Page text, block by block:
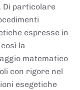
Di particolare
espresse in
la
matematico
con rigore nel
esegetiche